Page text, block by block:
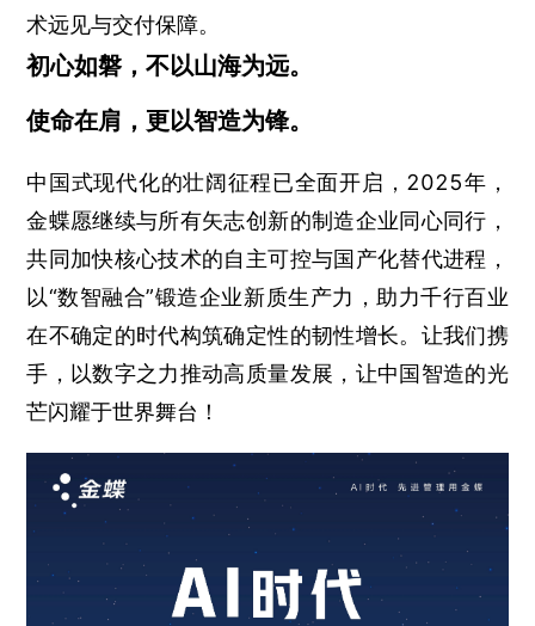
术远见与交付保障。
初心如磐，不以山海为远。
使命在肩，更以智造为锋。
中国式现代化的壮阔征程已全面开启，2025年，
金蝶愿继续与所有矢志创新的制造企业同心同行，
共同加快核心技术的自主可控与国产化替代进程，
以“数智融合”锻造企业新质生产力，助力千行百业
在不确定的时代构筑确定性的韧性增长。让我们携
手，以数字之力推动高质量发展，让中国智造的光
芒闪耀于世界舞台！